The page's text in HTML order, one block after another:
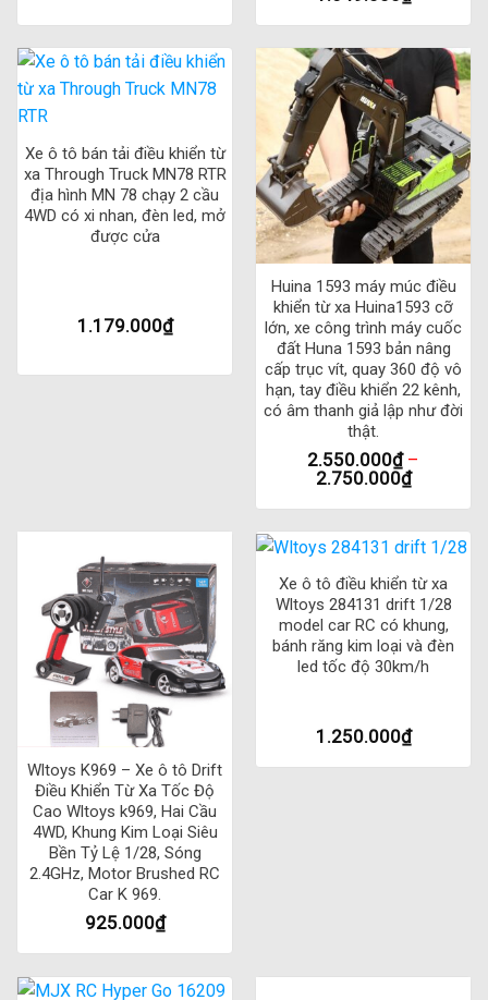
Tốc độ cao: Với tốc độ 10 km/h
Bộ nhớ lưu trữ: Xe bán tải C24-1 được trang bị bộ nhớ lưu
trữ giúp lưu trữ và phát lại các tuyến đường đã đi qua.
Điều này giúp bạn tiết kiệm thời gian và công sức trong
việc phải lập lại các tuyến đường khi cần.
Tải trọng lớn: Với khung xe bền chắc và động cơ mạnh
mẽ, xe bán tải C24-1 có thể chịu được tải trọng lên đến
1,5kg, giúp bạn vận chuyển mọi loại hàng hóa một cách
Tiết kiệm năng lượng: Xe bán tải C24-1 sử dụng pin sạc,
giúp tiết kiệm năng lượng và không gây ra ô nhiễm môi
Thiết kế đẹp mắt: Xe bán tải C24-1 có thiết kế hiện đại và
sang trọng, với màu sắc và kiểu dáng thời trang, làm tôn
Dễ dàng vận hành: Xe bán tải C24-1 có thiết kế đơn giản
và dễ sử dụng, giúp bạn vận hành một cách dễ dàng và
Tóm lại, xe bán tải điều khiển từ xa C24-1 có rất nhiều tính
năng và ưu điểm nổi bật, là lựa chọn hoàn hảo cho những
người muốn tìm kiếm một chiếc xe bán tải đa năng, tiện lợi
và bền bỉ.
Thông số kĩ thuật Xe bán tải điều khiển từ xa
WPL C24-1 RC:
Dưới đây là một số thông số kỹ thuật chính của xe bán tải
điều khiển từ xa WPL C24-1 RC:
Kích thước: dài 22cm x rộng 14cm x cao 14cm
Trọng lượng: 500g
Tốc độ tối đa: 10 km/h
Pin: Pin Li-ion 4.8V/700mAh
Xe ô tô bán tải điều khiển từ
xa Through Truck MN78 RTR
địa hình MN 78 chạy 2 cầu
4WD có xi nhan, đèn led, mở
được cửa
1.179.000₫
Huina 1593 máy múc điều
khiển từ xa Huina1593 cỡ
lớn, xe công trình máy cuốc
đất Huna 1593 bản nâng
cấp trục vít, quay 360 độ vô
hạn, tay điều khiển 22 kênh,
có âm thanh giả lập như đời
thật.
2.550.000₫–
2.750.000₫
Wltoys K969 – Xe ô tô Drift
Điều Khiển Từ Xa Tốc Độ
Cao Wltoys k969, Hai Cầu
4WD, Khung Kim Loại Siêu
Bền Tỷ Lệ 1/28, Sóng
2.4GHz, Motor Brushed RC
Car K 969.
925.000₫
Xe ô tô điều khiển từ xa
Wltoys 284131 drift 1/28
model car RC có khung,
bánh răng kim loại và đèn
led tốc độ 30km/h
1.250.000₫